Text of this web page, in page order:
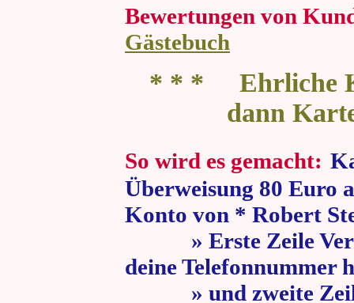
Bewertungen von
Gästebuch
* * * Ehrliche
dann
So wird es gemacht:
Überweisung 80 Euro
Konto von * Robert
» Erste Zeile
deine Telefonnummer
» und zweite Zeile